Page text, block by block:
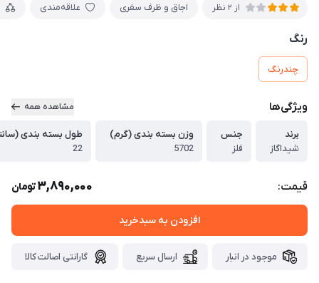
از 2 نظر اجاق و ظرف سفری علاقه‌مندی
رنگ
چندرنگ
ویژگی‌ها مشاهده همه
برند
شیداگاز
جنس
فلز
وزن بسته بندی (گرم)
5702
طول بسته بندی
22
قیمت: 3,890,000تومان
افزودن به سبدخرید
موجود در انبار ارسال سریع گارانتی اصالت کالا